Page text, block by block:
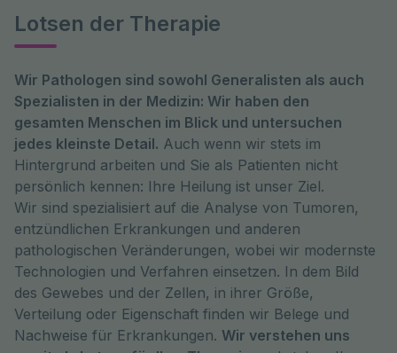
Lotsen der Therapie
Wir Pathologen sind sowohl Generalisten als auch
Spezialisten in der Medizin: Wir haben den
gesamten Menschen im Blick und untersuchen
jedes kleinste Detail. Auch wenn wir stets im
Hintergrund arbeiten und Sie als Patienten nicht
persönlich kennen: Ihre Heilung ist unser Ziel.
Wir sind spezialisiert auf die Analyse von Tumoren,
entzündlichen Erkrankungen und anderen
pathologischen Veränderungen, wobei wir modernste
Technologien und Verfahren einsetzen. In dem Bild
des Gewebes und der Zellen, in ihrer Größe,
Verteilung oder Eigenschaft finden wir Belege und
Nachweise für Erkrankungen. Wir verstehen uns